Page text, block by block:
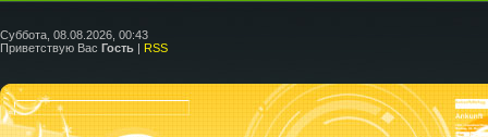
Суббота, 08.08.2026, 00:43
Приветствую Вас Гость | RSS